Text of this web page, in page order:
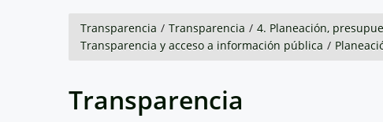
Transparencia / Transparencia / 4. Planeación,
Transparencia y acceso a información pública /
Transparencia